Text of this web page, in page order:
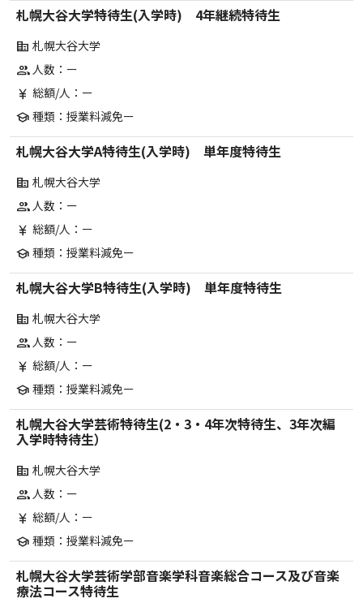
札幌大谷大学特待生(入学時) 4年継続特待生
corporate_fare 札幌大谷大学
group人数：ー
currency_yen 総額/人：ー
school 種類：授業料減免ー
札幌大谷大学A特待生(入学時) 単年度特待生
corporate_fare 札幌大谷大学
group人数：ー
currency_yen 総額/人：ー
school 種類：授業料減免ー
札幌大谷大学B特待生(入学時) 単年度特待生
corporate_fare 札幌大谷大学
group人数：ー
currency_yen 総額/人：ー
school 種類：授業料減免ー
札幌大谷大学芸術特待生(2・3・4年次特待生、3年次編
入学時特待生）
corporate_fare 札幌大谷大学
group人数：ー
currency_yen 総額/人：ー
school 種類：授業料減免ー
札幌大谷大学芸術学部音楽学科音楽総合コース及び音楽
療法コース特待生